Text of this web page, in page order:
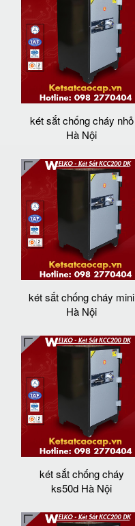
két sắt chống cháy nhỏ
Hà Nội
két sắt chống cháy mini
Hà Nội
két sắt chống cháy
ks50d Hà Nội